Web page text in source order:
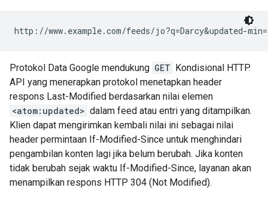
Protokol Data Google mendukung GET Kondisional HTTP.
API yang menerapkan protokol menetapkan header
respons Last-Modified berdasarkan nilai elemen
<atom:updated> dalam feed atau entri yang ditampilkan.
Klien dapat mengirimkan kembali nilai ini sebagai nilai
header permintaan If-Modified-Since untuk menghindari
pengambilan konten lagi jika belum berubah. Jika konten
tidak berubah sejak waktu If-Modified-Since, layanan akan
menampilkan respons HTTP 304 (Not Modified).